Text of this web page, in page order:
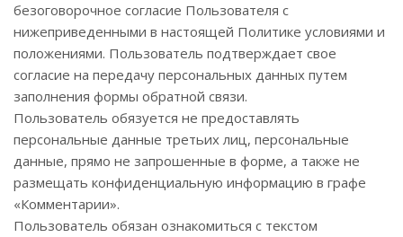
безоговорочное согласие Пользователя с
нижеприведенными в настоящей Политике условиями и
положениями. Пользователь подтверждает свое
согласие на передачу персональных данных путем
заполнения формы обратной связи.
Пользователь обязуется не предоставлять
персональные данные третьих лиц, персональные
данные, прямо не запрошенные в форме, а также не
размещать конфиденциальную информацию в графе
«Комментарии».
Пользователь обязан ознакомиться с текстом